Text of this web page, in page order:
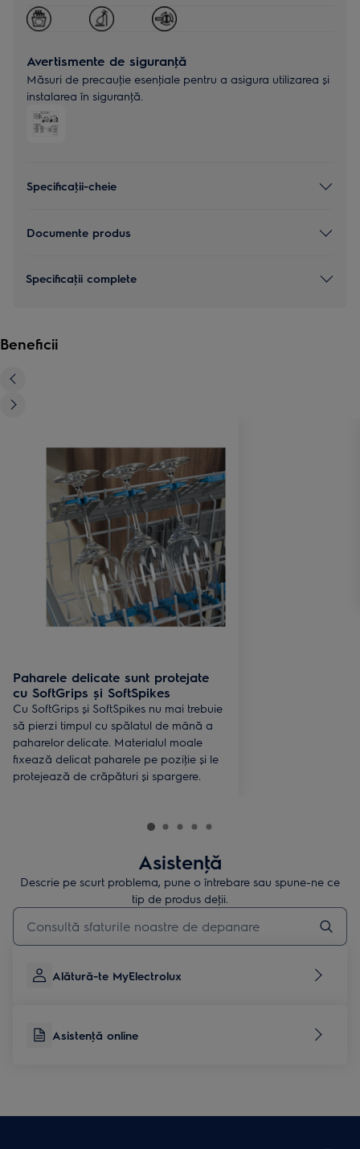
Avertismente de siguranţă
Măsuri de precauţie esenţiale pentru a asigura utilizarea și
instalarea în siguranţă.
Specificaţii-cheie
Documente produs
Specificaţii complete
Beneficii
Paharele delicate sunt protejate
cu SoftGrips și SoftSpikes
Cu SoftGrips și SoftSpikes nu mai trebuie
să pierzi timpul cu spălatul de mână a
paharelor delicate. Materialul moale
fixează delicat paharele pe poziţie și le
protejează de crăpături și spargere.
Asistenţă
Descrie pe scurt problema, pune o întrebare sau spune-ne ce
tip de produs deţii.
Type to search for support articles
Alătură-te MyElectrolux
Asistenţă online